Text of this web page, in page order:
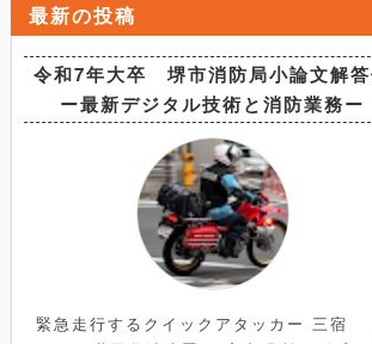
最新の投稿
令和7年大卒 堺市消防局小論文解
ー最新デジタル技術と消防業務ー
緊急走行するクイックアタッカー 三宿